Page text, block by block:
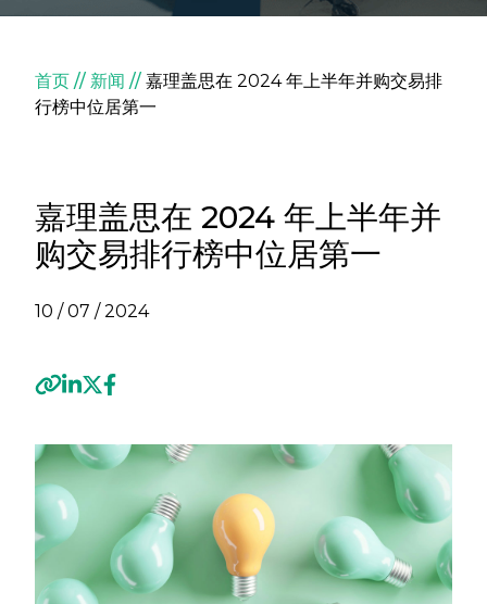
面包屑
首页 新闻
嘉理盖思在 2024 年上半年并购交易排
行榜中位居第一
嘉理盖思在 2024 年上半年并
购交易排行榜中位居第一
10 / 07 / 2024